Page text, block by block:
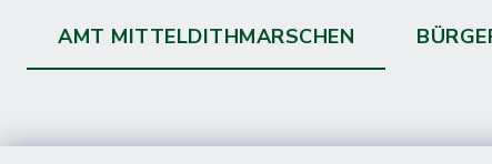
AMT MITTELDITHMARSCHEN